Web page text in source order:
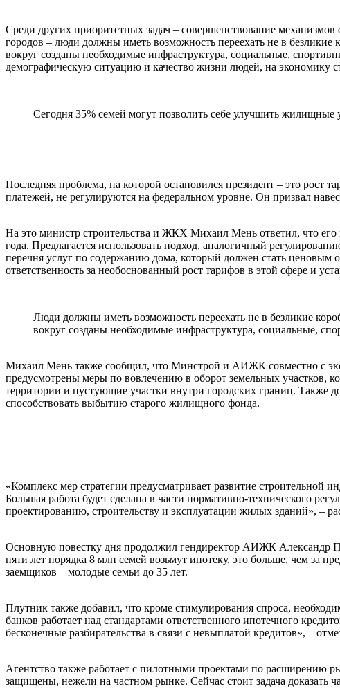
Среди других приоритетных задач – совершенствование
городов – люди должны иметь возможность переехать не в безликие
вокруг созданы необходимые инфраструктура, социальные,
демографическую ситуацию и качество жизни людей, на экономику
Сегодня 35% семей могут позволить себе улучшить жилищные
Последняя проблема, на которой остановился президент – это
платежей, не регулируются на федеральном уровне. Он призвал
На это министр строительства и ЖКХ Михаил Мень ответил, что его
года. Предлагается использовать подход, аналогичный
перечня услуг по содержанию дома, который должен стать ценовым
ответственность за необоснованный рост тарифов в этой сфере и
Люди должны иметь возможность переехать не в безликие
вокруг созданы необходимые инфраструктура, социальные,
Михаил Мень также сообщил, что Минстрой и АИЖК совместно с
предусмотрены меры по вовлечению в оборот земельных участков,
территории и пустующие участки внутри городских границ. Также
способствовать выбытию старого жилищного фонда.
«Комплекс мер стратегии предусматривает развитие
Большая работа будет сделана в части нормативно-технического
проектированию, строительству и эксплуатации жилых зданий», –
Основную повестку дня продолжил гендиректор АИЖК Александр
пяти лет порядка 8 млн семей возьмут ипотеку, это больше, чем за
заемщиков – молодые семьи до 35 лет.
Плутник также добавил, что кроме стимулирования спроса,
банков работает над стандартами ответственного ипотечного
бесконечные разбирательства в связи с невыплатой кредитов», –
Агентство также работает с пилотными проектами по расширению
защищены, нежели на частном рынке. Сейчас стоит задача доказать